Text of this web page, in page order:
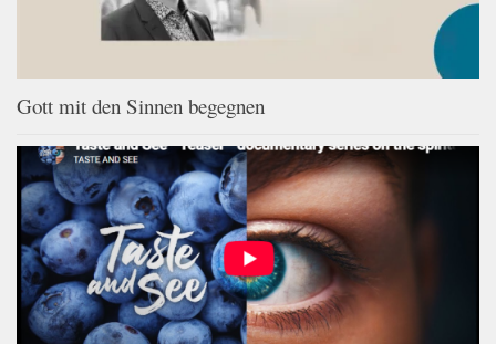
Gott mit den Sinnen begegnen